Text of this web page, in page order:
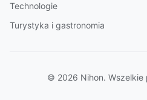
Technologie
Turystyka i gastronomia
© 2026 Nihon. Wszelkie